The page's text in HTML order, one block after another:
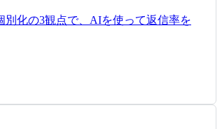
化の3観点で、AIを使って返信率を